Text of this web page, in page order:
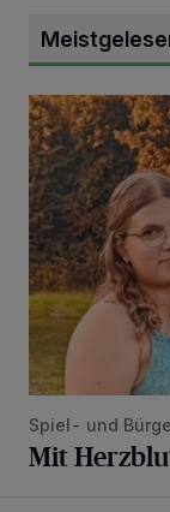
Mit Herzblut die
Spiel- und
Mit